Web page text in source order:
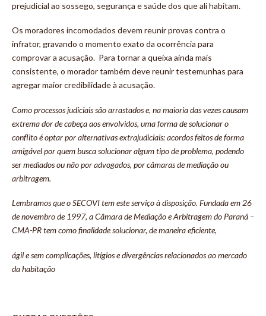
prejudicial ao sossego, segurança e saúde dos que ali habitam.
Os moradores incomodados devem reunir provas contra o
infrator, gravando o momento exato da ocorrência para
comprovar a acusação. Para tornar a queixa ainda mais
consistente, o morador também deve reunir testemunhas para
agregar maior credibilidade à acusação.
Como processos judiciais são arrastados e, na maioria das vezes causam
extrema dor de cabeça aos envolvidos, uma forma de solucionar o
conflito é optar por alternativas extrajudiciais: acordos feitos de forma
amigável por quem busca solucionar algum tipo de problema, podendo
ser mediados ou não por advogados, por câmaras de mediação ou
arbitragem.
Lembramos que o SECOVI tem este serviço à disposição. Fundada em 26
de novembro de 1997, a Câmara de Mediação e Arbitragem do Paraná –
CMA-PR tem como finalidade solucionar, de maneira eficiente,
ágil e sem complicações, litígios e divergências relacionados ao mercado
da habitação